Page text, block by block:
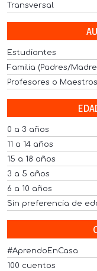
Transversal
Estudiantes
Familia (Padres/
Profesores o Maestros
0 a 3 años
11 a 14 años
15 a 18 años
3 a 5 años
6 a 10 años
Sin preferencia de
#AprendoEnCasa
100 cuentos